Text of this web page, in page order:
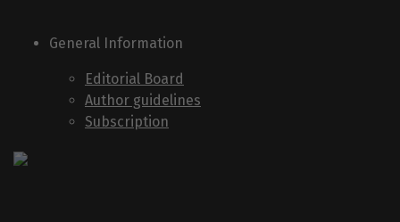
General Information
Editorial Board
Author guidelines
Subscription